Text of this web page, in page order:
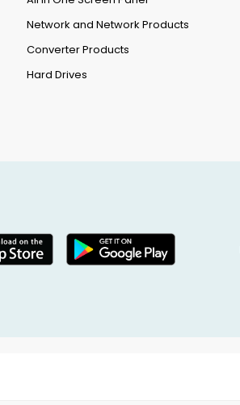
Network and Network Products
Converter Products
Hard Drives